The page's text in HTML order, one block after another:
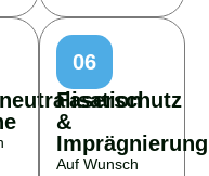
06
Faserschutz
&
Imprägnierung
Auf Wunsch